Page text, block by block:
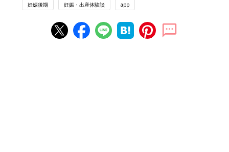
妊娠後期 妊娠・出産体験談 app